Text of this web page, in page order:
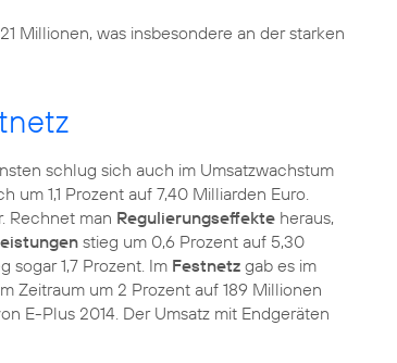
Millionen, was insbesondere an der starken
schlug sich auch im Umsatzwachstum
um 1,1 Prozent auf 7,40 Milliarden Euro.
Rechnet man Regulierungseffekte heraus,
stieg um 0,6 Prozent auf 5,30
sogar 1,7 Prozent. Im Festnetz gab es im
Zeitraum um 2 Prozent auf 189 Millionen
E-Plus 2014. Der Umsatz mit Endgeräten